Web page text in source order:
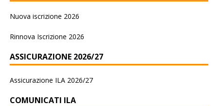
Nuova iscrizione 2026
Rinnova Iscrizione 2026
ASSICURAZIONE 2026/27
Assicurazione ILA 2026/27
COMUNICATI ILA